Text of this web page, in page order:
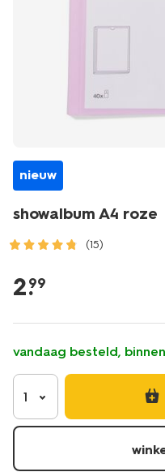
nieuw
showalbum A4 roze
(15)
kantoor/mappen-
ordners/snelhechters-
a4-
roze-
14594468.html
2.
99
vandaag besteld,
1